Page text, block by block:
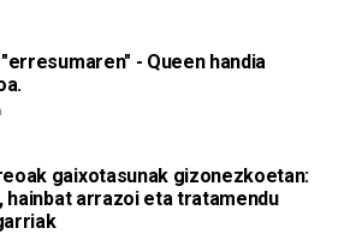
- Queen handia
gaixotasunak gizonezkoetan:
hainbat arrazoi eta tratamendu